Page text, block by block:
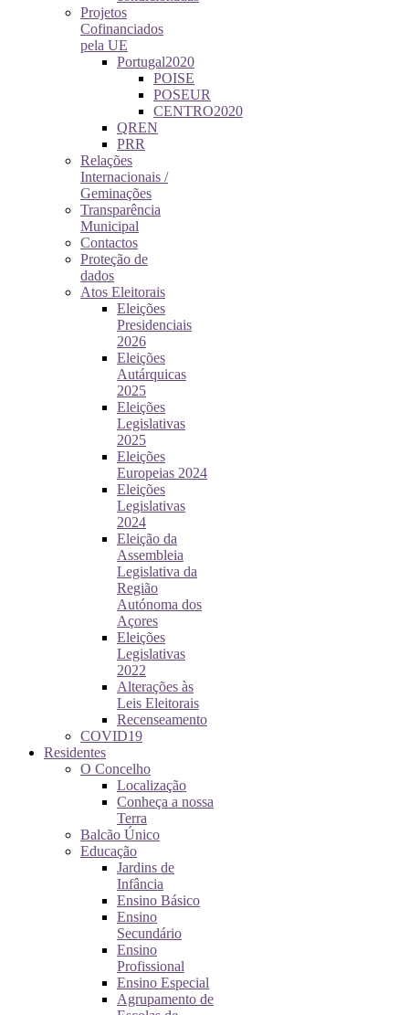
Projetos
Cofinanciados
pela UE
Portugal2020
POISE
POSEUR
CENTRO2020
QREN
PRR
Relações
Internacionais /
Geminações
Transparência
Municipal
Contactos
Proteção de
dados
Atos Eleitorais
Eleições
Presidenciais
2026
Eleições
Autárquicas
2025
Eleições
Legislativas
2025
Eleições
Europeias 2024
Eleições
Legislativas
2024
Eleição da
Assembleia
Legislativa da
Região
Autónoma dos
Açores
Eleições
Legislativas
2022
Alterações às
Leis Eleitorais
Recenseamento
COVID19
Residentes
O Concelho
Localização
Conheça a nossa
Terra
Balcão Único
Educação
Jardins de
Infância
Ensino Básico
Ensino
Secundário
Ensino
Profissional
Ensino Especial
Agrupamento de